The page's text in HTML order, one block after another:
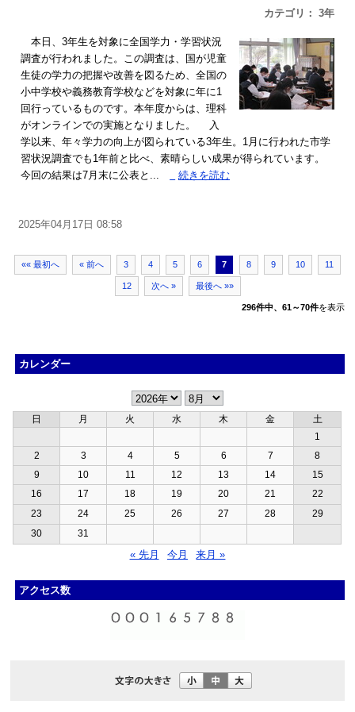
カテゴリ： 3年
本日、3年生を対象に全国学力・学習状況
調査が行われました。この調査は、国が児童
生徒の学力の把握や改善を図るため、全国の
小中学校や義務教育学校などを対象に年に1
回行っているものです。本年度からは、理科
がオンラインでの実施となりました。 入
学以来、年々学力の向上が図られている3年生。1月に行われた市学
習状況調査でも1年前と比べ、素晴らしい成果が得られています。
今回の結果は7月末に公表と...
続きを読む
2025年04月17日 08:58
«« 最初へ « 前へ 3 4 5 6 7 8 9 10 11
12 次へ » 最後へ »»
296件中、61～70件を表示
カレンダー
日 月 火 水 木 金
土
1
2
3 4 5 6 7
8
9
10 11 12 13 14
15
16
17 18 19 20 21
22
23
24 25 26 27 28
29
30
31
« 先月 今月 来月 »
アクセス数